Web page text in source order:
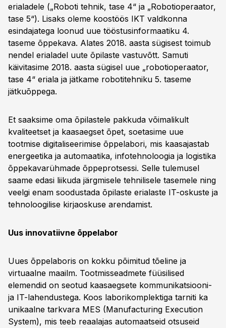
erialadele („Roboti tehnik, tase 4“ ja „Robotioperaator,
tase 5“). Lisaks oleme koostöös IKT valdkonna
esindajatega loonud uue tööstusinformaatiku 4.
taseme õppekava. Alates 2018. aasta sügisest toimub
nendel erialadel uute õpilaste vastuvõtt. Samuti
käivitasime 2018. aasta sügisel uue „robotioperaator,
tase 4“ eriala ja jätkame robotitehniku 5. taseme
jätkuõppega.
Et saaksime oma õpilastele pakkuda võimalikult
kvaliteetset ja kaasaegset õpet, soetasime uue
tootmise digitaliseerimise õppelabori, mis kaasajastab
energeetika ja automaatika, infotehnoloogia ja logistika
õppekavarühmade õppeprotsessi. Selle tulemusel
saame edasi liikuda järgmisele tehnilisele tasemele ning
veelgi enam soodustada õpilaste erialaste IT-oskuste ja
tehnoloogilise kirjaoskuse arendamist.
Uus innovatiivne õppelabor
Uues õppelaboris on kokku põimitud tõeline ja
virtuaalne maailm. Tootmisseadmete füüsilised
elemendid on seotud kaasaegsete kommunikatsiooni-
ja IT-lahendustega. Koos laborikomplektiga tarniti ka
unikaalne tarkvara MES (Manufacturing Execution
System), mis teeb reaalajas automaatseid otsuseid